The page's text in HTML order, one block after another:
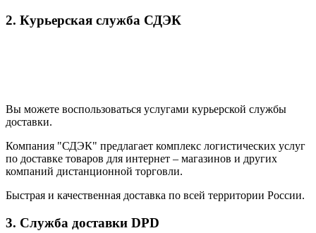
2. Курьерская служба СДЭК
Вы можете воспользоваться услугами курьерской службы
доставки.
Компания "СДЭК" предлагает комплекс логистических услуг
по доставке товаров для интернет – магазинов и других
компаний дистанционной торговли.
Быстрая и качественная доставка по всей территории России.
3. Служба доставки DPD